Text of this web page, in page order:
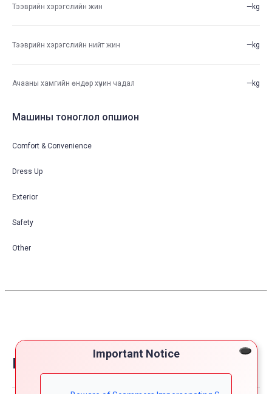
Important Notice
Тээврийн хэрэгслийн жин —kg
Тээврийн хэрэгслийн нийт жин —kg
Ачааны хамгийн өндөр хүчин чадал —kg
Машины тоноглол опшион
Comfort & Convenience
Dress Up
Exterior
Safety
Other
Reviews on nissan roox